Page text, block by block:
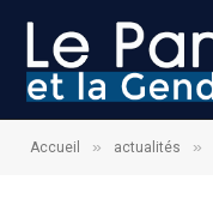
Accueil » actualités »